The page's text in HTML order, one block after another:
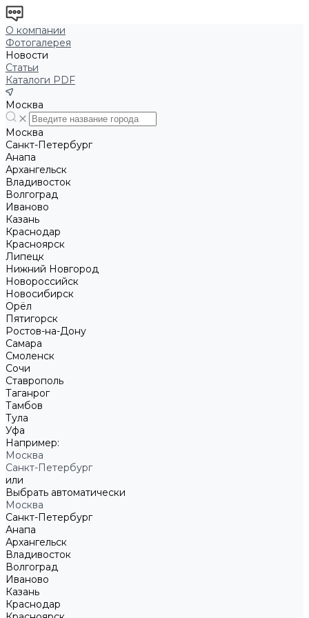
О компании
Фотогалерея
Новости
Статьи
Каталоги PDF
Москва
Москва
Санкт-Петербург
Анапа
Архангельск
Владивосток
Волгоград
Иваново
Казань
Краснодар
Красноярск
Липецк
Нижний Новгород
Новороссийск
Новосибирск
Орёл
Пятигорск
Ростов-на-Дону
Самара
Смоленск
Сочи
Ставрополь
Таганрог
Тамбов
Тула
Уфа
Например:
Москва
Санкт-Петербург
или
Выбрать автоматически
Москва
Санкт-Петербург
Анапа
Архангельск
Владивосток
Волгоград
Иваново
Казань
Краснодар